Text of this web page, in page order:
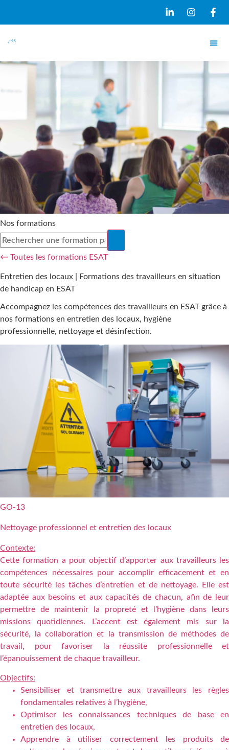
Nos formations
← Toutes les formations ESAT
Entretien des locaux | Formations des travailleurs en situation
de handicap en ESAT
Accompagnez les compétences des travailleurs en ESAT grâce à
nos formations en entretien des locaux, hygiène
professionnelle, nettoyage et désinfection.
GO-13
Nettoyage professionnel et entretien des locaux
Contexte:
Cette formation a pour objectif d’apporter aux travailleurs les
compétences nécessaires pour accomplir efficacement et en
toute sécurité les tâches d’entretien et de nettoyage. Elle est
adaptée aux besoins et aux capacités de chacun, afin de leur
permettre de maintenir la propreté et l’hygiène dans leurs
missions quotidiennes. L’accent est également mis sur la
sécurité, la collaboration et la transmission de méthodes de
travail, pour favoriser la réussite professionnelle et
l’épanouissement de chaque travailleur.
Objectifs:
Sensibiliser et transmettre aux travailleurs les règles
fondamentales relatives à l’hygiène,
Optimiser les connaissances techniques de base en
entretien des locaux,
Apprendre à utiliser correctement les produits de